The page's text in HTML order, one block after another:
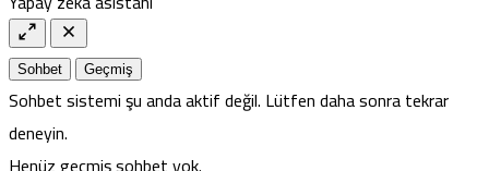
Sohbet Geçmiş
Sohbet sistemi şu anda aktif değil. Lütfen daha sonra tekrar
deneyin.